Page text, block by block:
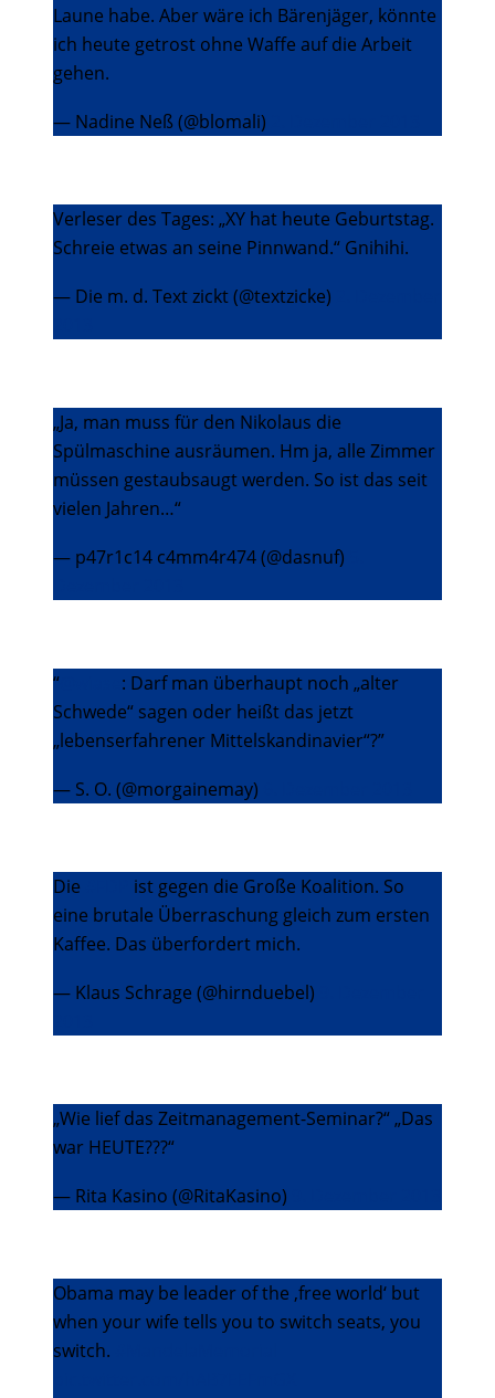
Laune habe. Aber wäre ich Bärenjäger, könnte
ich heute getrost ohne Waffe auf die Arbeit
gehen.
— Nadine Neß (@blomali)
Verleser des Tages: „XY hat heute Geburtstag.
Schreie etwas an seine Pinnwand.“ Gnihihi.
— Die m. d. Text zickt (@textzicke)
„Ja, man muss für den Nikolaus die
Spülmaschine ausräumen. Hm ja, alle Zimmer
müssen gestaubsaugt werden. So ist das seit
vielen Jahren…“
— p47r1c14 c4mm4r474 (@dasnuf)
“
: Darf man überhaupt noch „alter
Schwede“ sagen oder heißt das jetzt
„lebenserfahrener Mittelskandinavier“?”
— S. O. (@morgainemay)
Die
ist gegen die Große Koalition. So
eine brutale Überraschung gleich zum ersten
Kaffee. Das überfordert mich.
— Klaus Schrage (@hirnduebel)
„Wie lief das Zeitmanagement-Seminar?“ „Das
war HEUTE???“
— Rita Kasino (@RitaKasino)
Obama may be leader of the ‚free world‘ but
when your wife tells you to switch seats, you
switch.